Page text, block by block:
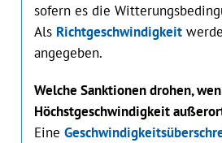
sofern es die
Als Richtgeschwindigkeit
angegeben.
Welche Sanktionen drohen,
Höchstgeschwindigkeit
Eine